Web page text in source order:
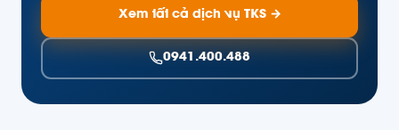
Xem tất cả dịch vụ TKS →
0941.400.488